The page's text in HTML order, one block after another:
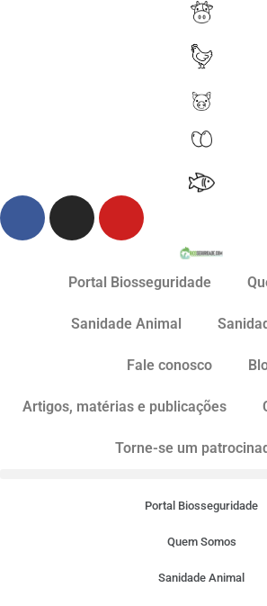
Portal Biosseguridade
Sanidade Animal
Fale conosco
Artigos, matérias e publicações
Torne-se um
Portal Biosseguridade
Quem Somos
Sanidade Animal